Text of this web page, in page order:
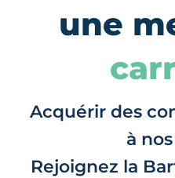
une
Acquérir des
à
Rejoignez la